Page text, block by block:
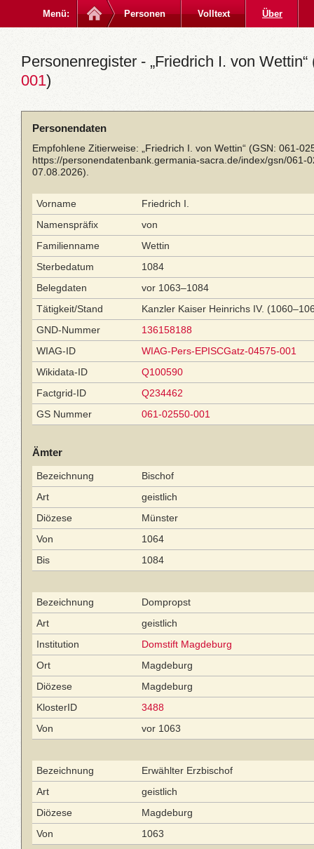
Menü: Personen Volltext Über
Personenregister - „Friedrich I. von Wettin“
001)
Personendaten
Empfohlene Zitierweise: „Friedrich I. von Wettin“ (GSN: 061-
https://personendatenbank.germania-sacra.de/index/gsn/061-
07.08.2026).
Vorname
Friedrich I.
Namenspräfix
von
Familienname
Wettin
Sterbedatum
1084
Belegdaten
vor 1063–1084
Tätigkeit/Stand
Kanzler Kaiser Heinrichs IV.
GND-Nummer
136158188
WIAG-ID
WIAG-Pers-EPISCGatz-04575-001
Wikidata-ID
Q100590
Factgrid-ID
Q234462
GS Nummer
061-02550-001
Ämter
Bezeichnung
Bischof
Art
geistlich
Diözese
Münster
Von
1064
Bis
1084
Bezeichnung
Dompropst
Art
geistlich
Institution
Domstift Magdeburg
Ort
Magdeburg
Diözese
Magdeburg
KlosterID
3488
Von
vor 1063
Bezeichnung
Erwählter Erzbischof
Art
geistlich
Diözese
Magdeburg
Von
1063